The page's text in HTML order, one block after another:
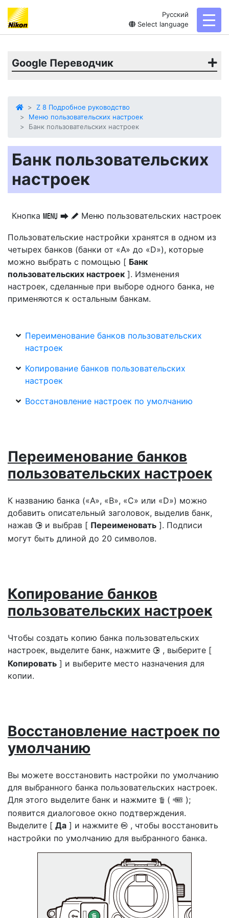
Русский
Select language
Google Переводчик
Z 8 Подробное руководство
Меню пользовательских настроек
Банк пользовательских настроек
Банк пользовательских
настроек
Кнопка G U A Меню пользовательских настроек
Пользовательские настройки хранятся в одном из
четырех банков (банки от «A» до «D»), которые
можно выбрать с помощью [ Банк
пользовательских настроек ]. Изменения
настроек, сделанные при выборе одного банка, не
применяются к остальным банкам.
Переименование банков пользовательских
настроек
Копирование банков пользовательских
настроек
Восстановление настроек по умолчанию
Переименование банков
пользовательских настроек
К названию банка («A», «B», «C» или «D») можно
добавить описательный заголовок, выделив банк,
нажав 2 и выбрав [ Переименовать ]. Подписи
могут быть длиной до 20 символов.
Копирование банков
пользовательских настроек
Чтобы создать копию банка пользовательских
настроек, выделите банк, нажмите 2 , выберите [
Копировать ] и выберите место назначения для
копии.
Восстановление настроек по
умолчанию
Вы можете восстановить настройки по умолчанию
для выбранного банка пользовательских настроек.
Для этого выделите банк и нажмите O ( Q );
появится диалоговое окно подтверждения.
Выделите [ Да ] и нажмите J , чтобы восстановить
настройки по умолчанию для выбранного банка.